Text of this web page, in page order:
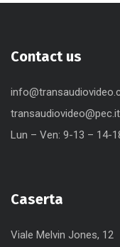
Contact us
transaudiovideo@pec.it
Lun – Ven: 9-13 – 14-
Caserta
Viale Melvin Jones, 12